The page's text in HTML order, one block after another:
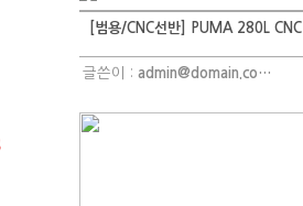
[범용/CNC선반] PUMA 280L
글쓴이 :admin@domain.co…